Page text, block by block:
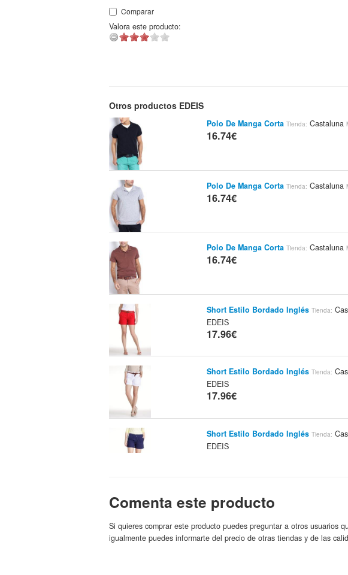
Comparar
Valora este producto:
Otros productos EDEIS
Polo De Manga Corta Tienda: Castaluna
16.74€
Polo De Manga Corta Tienda: Castaluna
16.74€
Polo De Manga Corta Tienda: Castaluna
16.74€
Short Estilo Bordado Inglés Tienda:
EDEIS
17.96€
Short Estilo Bordado Inglés Tienda:
EDEIS
17.96€
Short Estilo Bordado Inglés Tienda:
EDEIS
Camisa De Corte "slim" (ajustada)
Marca: EDEIS
18.95€
Comenta este producto
Si quieres comprar este producto puedes preguntar a otros usuarios
igualmente puedes informarte del precio de otras tiendas y de las